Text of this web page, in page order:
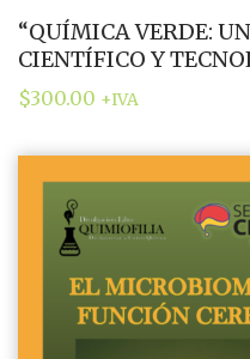
“QUÍMICA VERDE:
CIENTÍFICO Y
$300.00 +IVA